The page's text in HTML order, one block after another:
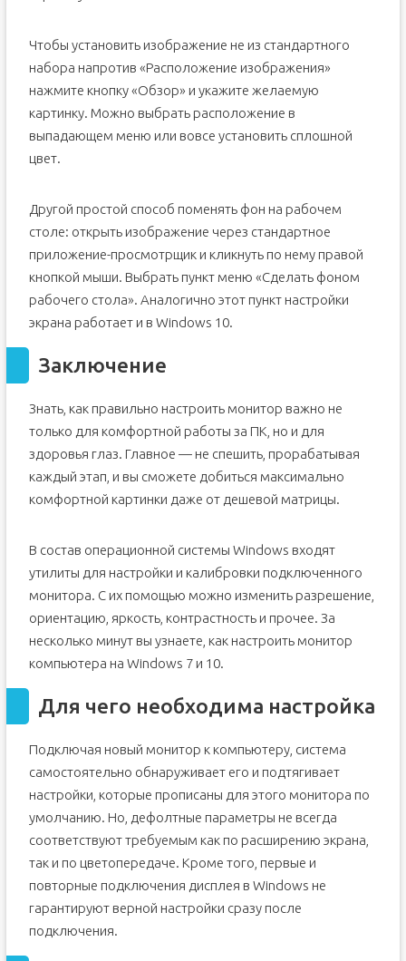
Чтобы установить изображение не из стандартного
набора напротив «Расположение изображения»
нажмите кнопку «Обзор» и укажите желаемую
картинку. Можно выбрать расположение в
выпадающем меню или вовсе установить сплошной
цвет.
Другой простой способ поменять фон на рабочем
столе: открыть изображение через стандартное
приложение-просмотрщик и кликнуть по нему правой
кнопкой мыши. Выбрать пункт меню «Сделать фоном
рабочего стола». Аналогично этот пункт настройки
экрана работает и в Windows 10.
Заключение
Знать, как правильно настроить монитор важно не
только для комфортной работы за ПК, но и для
здоровья глаз. Главное — не спешить, прорабатывая
каждый этап, и вы сможете добиться максимально
комфортной картинки даже от дешевой матрицы.
В состав операционной системы Windows входят
утилиты для настройки и калибровки подключенного
монитора. С их помощью можно изменить разрешение,
ориентацию, яркость, контрастность и прочее. За
несколько минут вы узнаете, как настроить монитор
компьютера на Windows 7 и 10.
Для чего необходима настройка
Подключая новый монитор к компьютеру, система
самостоятельно обнаруживает его и подтягивает
настройки, которые прописаны для этого монитора по
умолчанию. Но, дефолтные параметры не всегда
соответствуют требуемым как по расширению экрана,
так и по цветопередаче. Кроме того, первые и
повторные подключения дисплея в Windows не
гарантируют верной настройки сразу после
подключения.